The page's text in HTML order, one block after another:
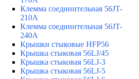
Клемма соединительная 56JT-
210A
Клемма соединительная 56JT-
240A
Крышки стыковые HFP56
Крышка стыковая 56LJ/45
Крышка стыковая 56LJ-3
Крышка стыковая 56LJ-5